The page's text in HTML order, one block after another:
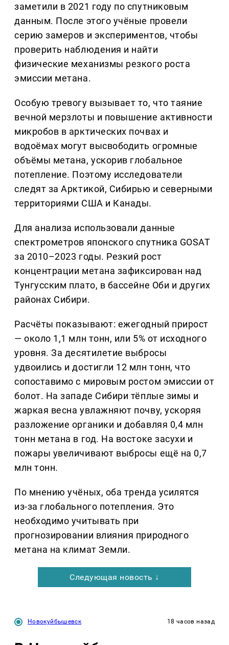
заметили в 2021 году по спутниковым
данным. После этого учёные провели
серию замеров и экспериментов, чтобы
проверить наблюдения и найти
физические механизмы резкого роста
эмиссии метана.
Особую тревогу вызывает то, что таяние
вечной мерзлоты и повышение активности
микробов в арктических почвах и
водоёмах могут высвободить огромные
объёмы метана, ускорив глобальное
потепление. Поэтому исследователи
следят за Арктикой, Сибирью и северными
территориями США и Канады.
Для анализа использовали данные
спектрометров японского спутника GOSAT
за 2010–2023 годы. Резкий рост
концентрации метана зафиксирован над
Тунгусским плато, в бассейне Оби и других
районах Сибири.
Расчёты показывают: ежегодный прирост
— около 1,1 млн тонн, или 5% от исходного
уровня. За десятилетие выбросы
удвоились и достигли 12 млн тонн, что
сопоставимо с мировым ростом эмиссии от
болот. На западе Сибири тёплые зимы и
жаркая весна увлажняют почву, ускоряя
разложение органики и добавляя 0,4 млн
тонн метана в год. На востоке засухи и
пожары увеличивают выбросы ещё на 0,7
млн тонн.
По мнению учёных, оба тренда усилятся
из-за глобального потепления. Это
необходимо учитывать при
прогнозировании влияния природного
метана на климат Земли.
Следующая новость ↓
Новокуйбышевск 18 часов назад